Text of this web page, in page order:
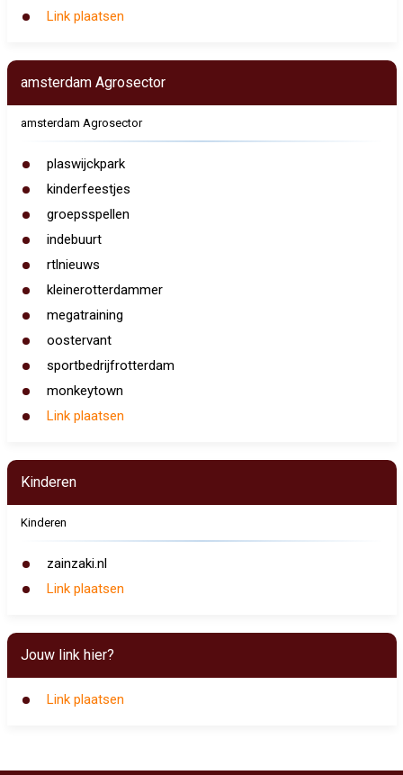
Link plaatsen
amsterdam Agrosector
amsterdam Agrosector
plaswijckpark
kinderfeestjes
groepsspellen
indebuurt
rtlnieuws
kleinerotterdammer
megatraining
oostervant
sportbedrijfrotterdam
monkeytown
Link plaatsen
Kinderen
Kinderen
zainzaki.nl
Link plaatsen
Jouw link hier?
Link plaatsen